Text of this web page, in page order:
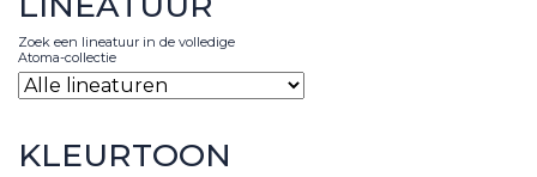
Zoek een lineatuur in de volledige
Atoma-collectie
KLEURTOON